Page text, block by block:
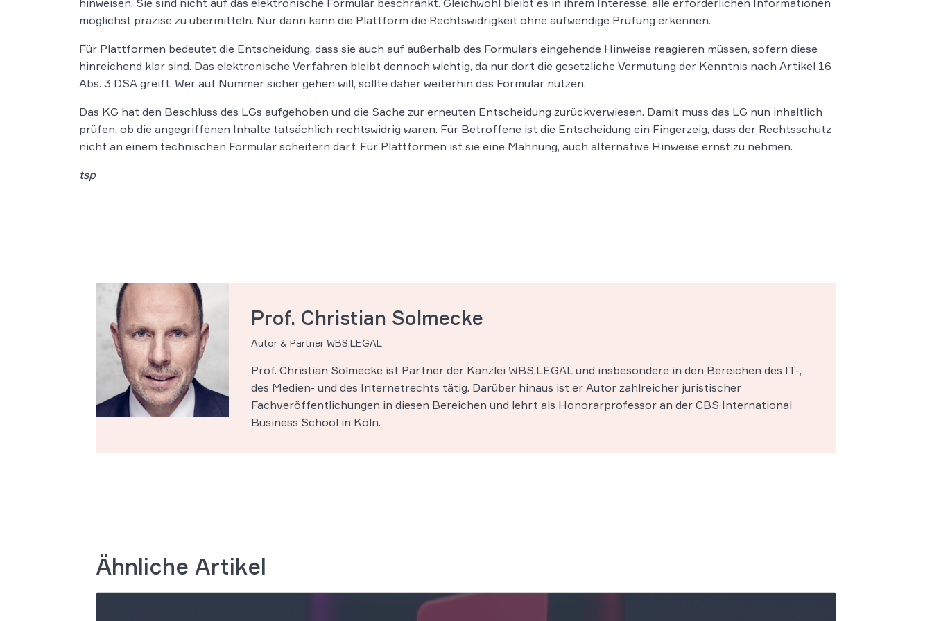
hinweisen. Sie sind nicht auf das elektronische Formular beschränkt. Gleichwohl bleibt es in ihrem Interesse, alle erforderlichen Informationen
möglichst präzise zu übermitteln. Nur dann kann die Plattform die Rechtswidrigkeit ohne aufwendige Prüfung erkennen.
Für Plattformen bedeutet die Entscheidung, dass sie auch auf außerhalb des Formulars eingehende Hinweise reagieren müssen, sofern diese
hinreichend klar sind. Das elektronische Verfahren bleibt dennoch wichtig, da nur dort die gesetzliche Vermutung der Kenntnis nach Artikel 16
Abs. 3 DSA greift. Wer auf Nummer sicher gehen will, sollte daher weiterhin das Formular nutzen.
Das KG hat den Beschluss des LGs aufgehoben und die Sache zur erneuten Entscheidung zurückverwiesen. Damit muss das LG nun inhaltlich
prüfen, ob die angegriffenen Inhalte tatsächlich rechtswidrig waren. Für Betroffene ist die Entscheidung ein Fingerzeig, dass der Rechtsschutz
nicht an einem technischen Formular scheitern darf. Für Plattformen ist sie eine Mahnung, auch alternative Hinweise ernst zu nehmen.
tsp
Prof. Christian Solmecke
Autor & Partner WBS.LEGAL
Prof. Christian Solmecke ist Partner der Kanzlei WBS.LEGAL und insbesondere in den Bereichen des IT-,
des Medien- und des Internetrechts tätig. Darüber hinaus ist er Autor zahlreicher juristischer
Fachveröffentlichungen in diesen Bereichen und lehrt als Honorarprofessor an der CBS International
Business School in Köln.
Ähnliche Artikel